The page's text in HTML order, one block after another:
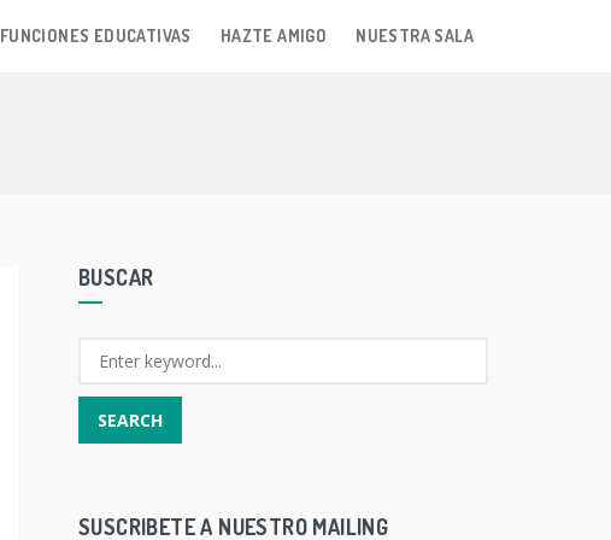
FUNCIONES EDUCATIVAS HAZTE AMIGO NUESTRA SALA
BUSCAR
SUSCRIBETE A NUESTRO MAILING